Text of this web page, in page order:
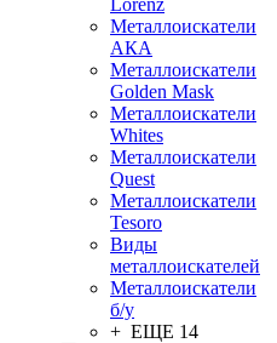
Lorenz
Металлоискатели
АКА
Металлоискатели
Golden Mask
Металлоискатели
Whites
Металлоискатели
Quest
Металлоискатели
Tesoro
Виды
металлоискателей
Металлоискатели
б/у
+ ЕЩЕ 14